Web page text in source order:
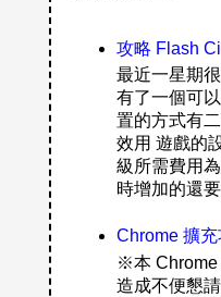
攻略 Flash
最近一星期
有了一個可
置的方式有
效用 遊戲的
級所需費用
時增加的還
Chrome 擴
※本 Chrome
造成不便懇